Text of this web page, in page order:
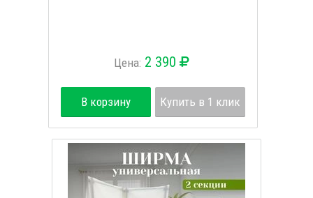
Цена: 2 390
В корзину Купить в 1 клик